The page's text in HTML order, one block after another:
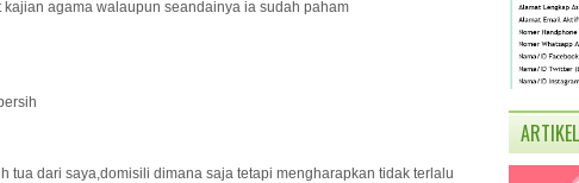
agama walaupun seandainya ia sudah paham
tua dari saya,domisili dimana saja tetapi mengharapkan tidak terlalu